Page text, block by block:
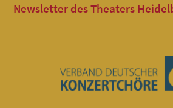
Newsletter des Theaters